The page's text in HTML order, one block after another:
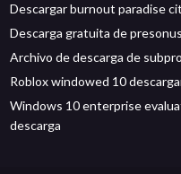
Descargar burnout paradise
Descarga gratuita de
Archivo de descarga de
Roblox windowed 10
Windows 10 enterprise
descarga